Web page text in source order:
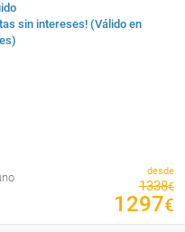
sin intereses! (Válido en
desde
1338€
1297€